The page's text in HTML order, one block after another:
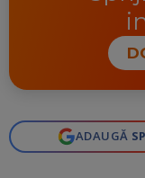
ADAUGĂ